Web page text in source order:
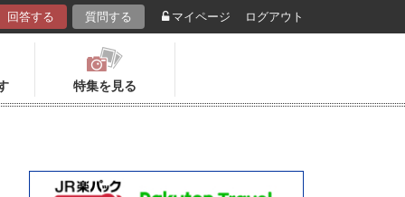
回答する 質問する マイページ ログアウト
特集を見る